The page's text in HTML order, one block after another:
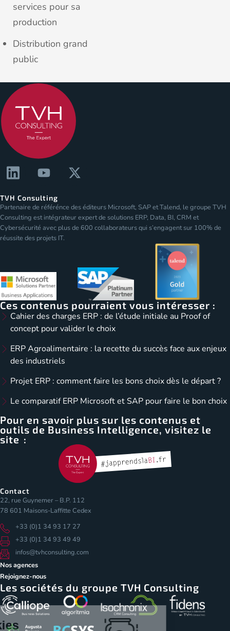
services pour sa
production
Distribution grand
public
TVH Consulting
Partenaire de référénce des éditeurs Microsoft, SAP et Talend, le groupe TVH
Consulting est intégrateur expert de solutions ERP, Data, BI, CRM et
Cybersécurité avec plus de 600 collaborateurs qui s’engagent sur 100% de
réussite des projets IT.
Ces contenus pourraient vous intéresser :
Cahier des charges ERP : de l’étude initiale au Proof of
concept pour valider le choix
ERP Agroalimentaire : la recette du succès face aux enjeux
des industriels
Projet ERP : comment faire les bons choix dès le départ ?
Le comparatif ERP Microsoft et SAP pour faire le bon choix
Pour en savoir plus sur les contenus et
outils de Business Intelligence, visitez le
site :
Contact
22, rue Guynemer – B.P. 112
78 601 Maisons-Laffitte Cedex
+33 (0)1 34 93 17 27
+33 (0)1 34 93 49 49
infos@tvhconsulting.com
Nos agences
Rejoignez-nous
Les sociétés du groupe TVH Consulting
Les Cookies